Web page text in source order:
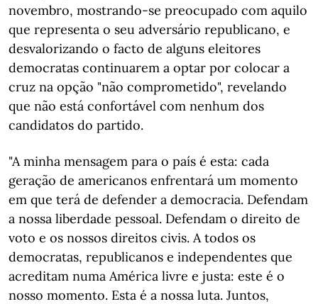
novembro, mostrando-se preocupado com aquilo
que representa o seu adversário republicano, e
desvalorizando o facto de alguns eleitores
democratas continuarem a optar por colocar a
cruz na opção "não comprometido", revelando
que não está confortável com nenhum dos
candidatos do partido.
"A minha mensagem para o país é esta: cada
geração de americanos enfrentará um momento
em que terá de defender a democracia. Defendam
a nossa liberdade pessoal. Defendam o direito de
voto e os nossos direitos civis. A todos os
democratas, republicanos e independentes que
acreditam numa América livre e justa: este é o
nosso momento. Esta é a nossa luta. Juntos,